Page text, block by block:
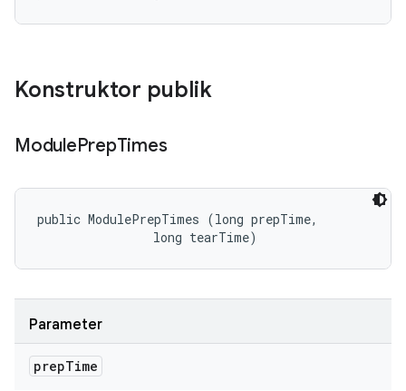
Konstruktor publik
ModulePrepTimes
public ModulePrepTimes (long prepTime,
                long tearTime)
Parameter
prepTime